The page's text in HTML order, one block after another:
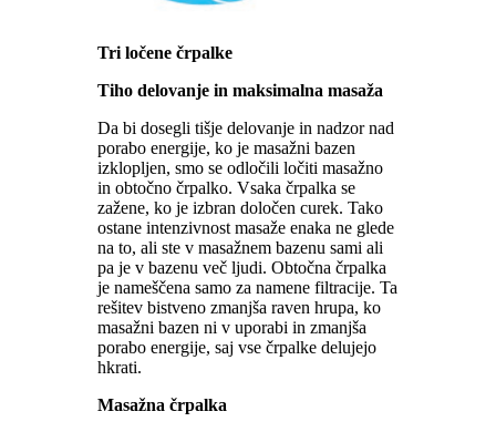
Tri ločene črpalke
Tiho delovanje in maksimalna masaža
Da bi dosegli tišje delovanje in nadzor nad
porabo energije, ko je masažni bazen
izklopljen, smo se odločili ločiti masažno
in obtočno črpalko. Vsaka črpalka se
zažene, ko je izbran določen curek. Tako
ostane intenzivnost masaže enaka ne glede
na to, ali ste v masažnem bazenu sami ali
pa je v bazenu več ljudi. Obtočna črpalka
je nameščena samo za namene filtracije. Ta
rešitev bistveno zmanjša raven hrupa, ko
masažni bazen ni v uporabi in zmanjša
porabo energije, saj vse črpalke delujejo
hkrati.
Masažna črpalka